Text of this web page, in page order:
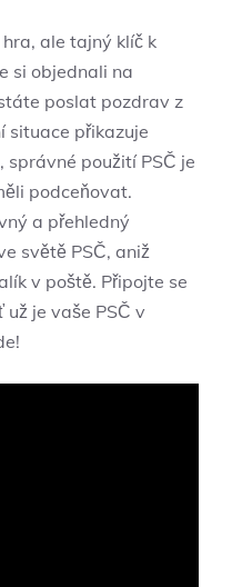
ale tajný klíč k
si objednali na
poslat pozdrav z
situace přikazuje
správné použití PSČ je
podceňovat.
a přehledný
světě PSČ, aniž
v poště. Připojte se
je vaše PSČ v